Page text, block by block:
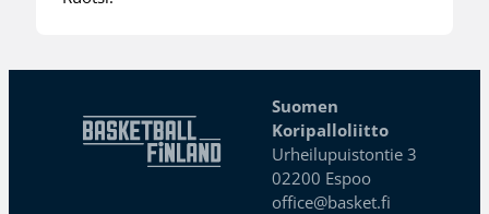
Suomen
Koripalloliitto
Urheilupuistontie 3
02200 Espoo
office@basket.fi